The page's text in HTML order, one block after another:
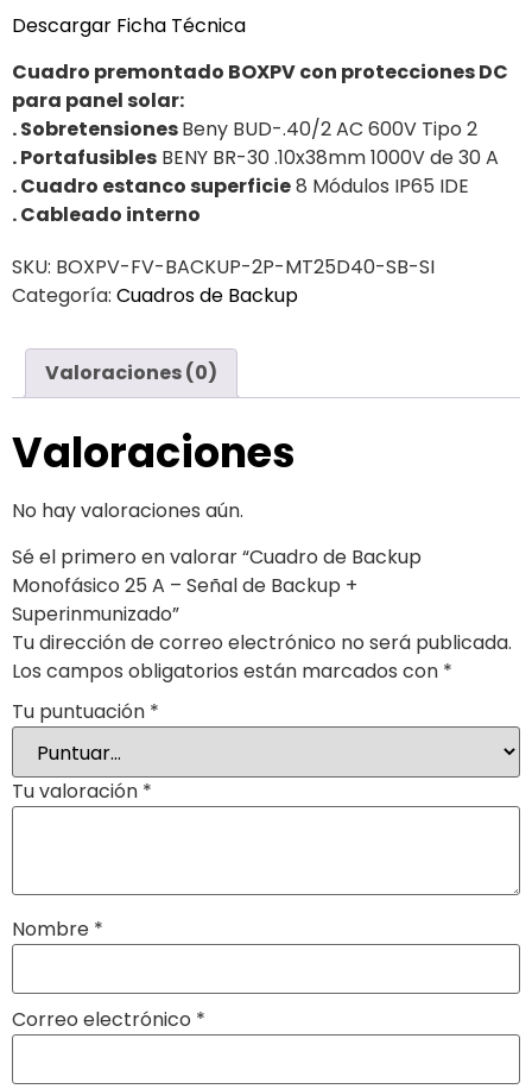
Descargar Ficha Técnica
Cuadro premontado BOXPV con protecciones DC
para panel solar:
. SobretensionesBeny BUD-.40/2 AC 600V Tipo 2
. Portafusibles BENY BR-30 .10x38mm 1000V de 30 A
. Cuadro estanco superficie8 Módulos IP65 IDE
. Cableado interno
SKU: BOXPV-FV-BACKUP-2P-MT25D40-SB-SI
Categoría: Cuadros de Backup
Valoraciones (0)
Valoraciones
No hay valoraciones aún.
Sé el primero en valorar “Cuadro de Backup
Monofásico 25 A – Señal de Backup +
Superinmunizado”
Tu dirección de correo electrónico no será publicada.
Los campos obligatorios están marcados con *
Tu puntuación *
Tu valoración *
Nombre *
Correo electrónico *